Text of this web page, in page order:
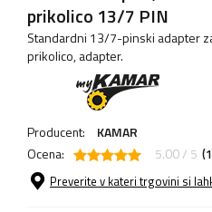
prikolico 13/7 PIN
Standardni 13/7-pinski adapter
prikolico, adapter.
Producent:
KAMAR
Ocena:
5.00 / 5 (1
Preverite v kateri trgovini si